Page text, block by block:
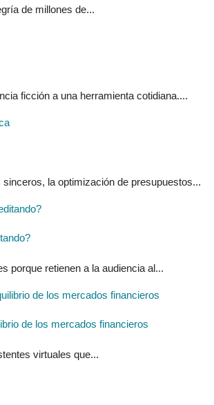
de millones de...
ficción a una herramienta cotidiana....
la optimización de presupuestos...
porque retienen a la audiencia al...
de los mercados financieros
virtuales que...